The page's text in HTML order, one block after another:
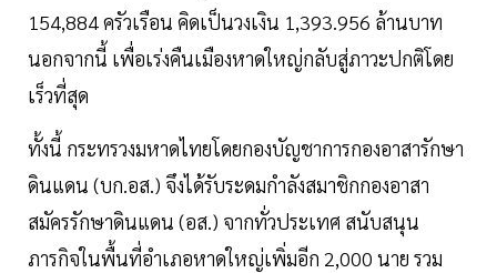
154,884 ครัวเรือน คิดเป็นวงเงิน 1,393.956 ล้านบาท
นอกจากนี้ เพื่อเร่งคืนเมืองหาดใหญ่กลับสู่ภาวะปกติโดย
เร็วที่สุด
ทั้งนี้ กระทรวงมหาดไทยโดยกองบัญชาการกองอาสารักษา
ดินแดน (บก.อส.) จึงได้รับระดมกําลังสมาชิกกองอาสา
สมัครรักษาดินแดน (อส.) จากทั่วประเทศ สนับสนุน
ภารกิจในพื้นที่อำเภอหาดใหญ่เพิ่มอีก 2,000 นาย รวม